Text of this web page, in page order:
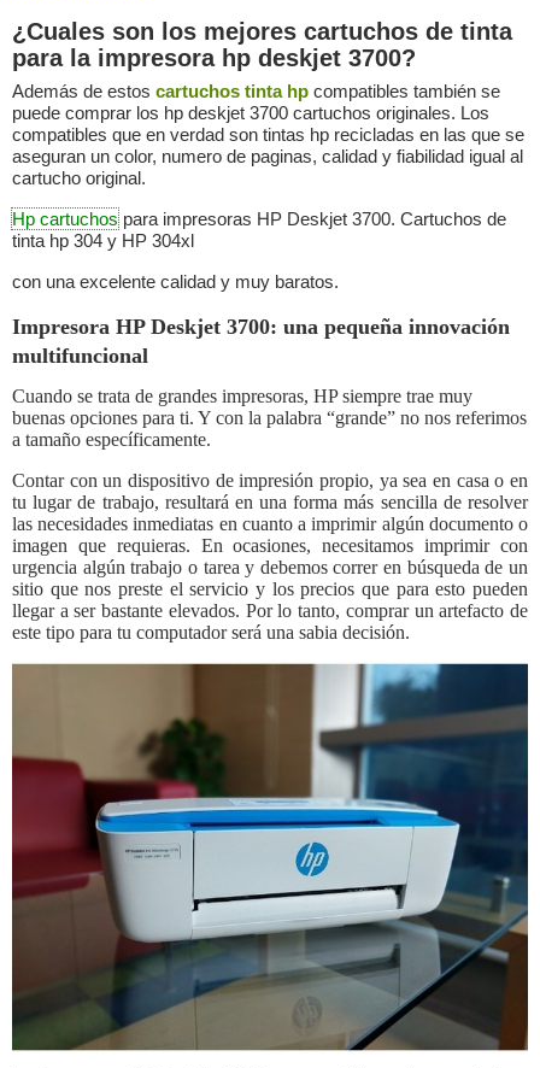
¿Cuales son los mejores cartuchos de tinta
para la impresora hp deskjet 3700?
Además de estos cartuchos tinta hp compatibles también se
puede comprar los hp deskjet 3700 cartuchos originales. Los
compatibles que en verdad son tintas hp recicladas en las que se
aseguran un color, numero de paginas, calidad y fiabilidad igual al
cartucho original.
Hp cartuchospara impresoras HP Deskjet 3700. Cartuchos de
tinta hp 304 y HP 304xl
con una excelente calidad y muy baratos.
Impresora HP Deskjet 3700: una pequeña innovación
multifuncional
Cuando se trata de grandes impresoras, HP siempre trae muy
buenas opciones para ti. Y con la palabra “grande” no nos referimos
a tamaño específicamente.
Contar con un dispositivo de impresión propio, ya sea en casa o en
tu lugar de trabajo, resultará en una forma más sencilla de resolver
las necesidades inmediatas en cuanto a imprimir algún documento o
imagen que requieras. En ocasiones, necesitamos imprimir con
urgencia algún trabajo o tarea y debemos correr en búsqueda de un
sitio que nos preste el servicio y los precios que para esto pueden
llegar a ser bastante elevados. Por lo tanto, comprar un artefacto de
este tipo para tu computador será una sabia decisión.